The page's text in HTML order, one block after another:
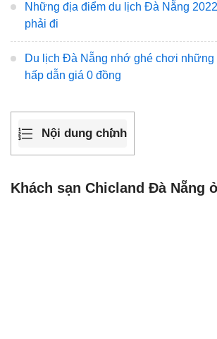
Những địa điểm du lịch Đà Nẵng
phải đi
Du lịch Đà Nẵng nhớ ghé chơi những
hấp dẫn giá 0 đồng
Nội dung chính
Khách sạn Chicland Đà Nẵng